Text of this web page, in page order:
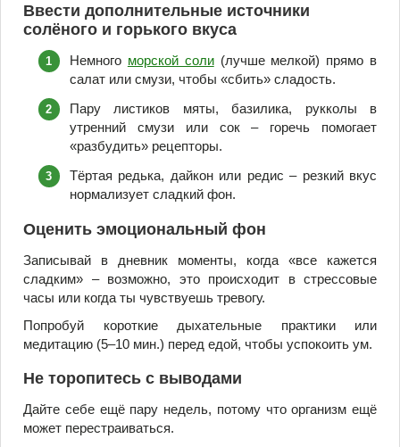
Ввести дополнительные источники
солёного и горького вкуса
Немного морской соли(лучше мелкой) прямо в
салат или смузи, чтобы «сбить» сладость.
Пару листиков мяты, базилика, рукколы в
утренний смузи или сок – горечь помогает
«разбудить» рецепторы.
Тёртая редька, дайкон или редис – резкий вкус
нормализует сладкий фон.
Оценить эмоциональный фон
Записывай в дневник моменты, когда «все кажется
сладким» – возможно, это происходит в стрессовые
часы или когда ты чувствуешь тревогу.
Попробуй короткие дыхательные практики или
медитацию (5–10 мин.) перед едой, чтобы успокоить ум.
Не торопитесь с выводами
Дайте себе ещё пару недель, потому что организм ещё
может перестраиваться.